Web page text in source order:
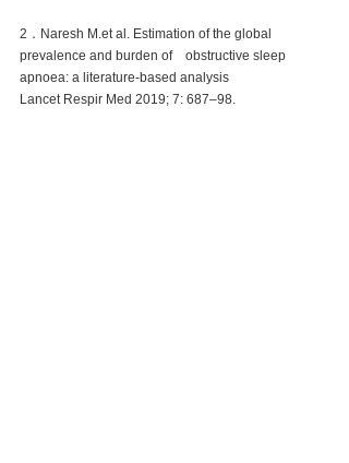
2．Naresh M.et al. Estimation of the global
prevalence and burden of　obstructive sleep
apnoea: a literature-based analysis
Lancet Respir Med 2019; 7: 687–98.